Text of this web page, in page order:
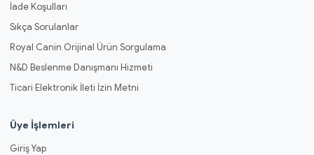
İade Koşulları
Sıkça Sorulanlar
Royal Canin Orijinal Ürün Sorgulama
N&D Beslenme Danışmanı Hizmeti
Ticari Elektronik İleti İzin Metni
Üye İşlemleri
Giriş Yap